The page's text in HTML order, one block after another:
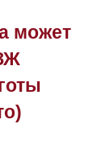
может